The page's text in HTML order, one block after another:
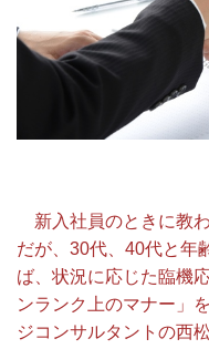
新入社員のときに教
だが、30代、40代と年
ば、状況に応じた臨機
ンランク上のマナー」
ジコンサルタントの西